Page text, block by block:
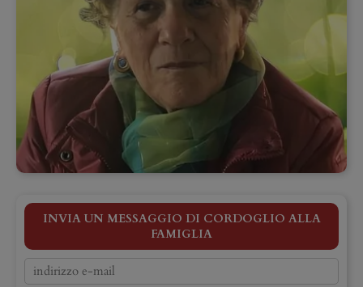
INVIA UN MESSAGGIO DI CORDOGLIO ALLA
FAMIGLIA